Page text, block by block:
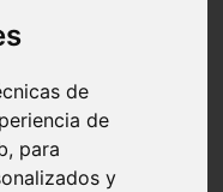
de
de
para
y